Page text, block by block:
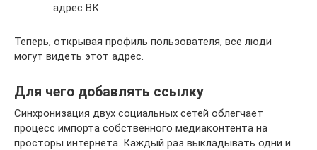
адрес ВК.
Теперь, открывая профиль пользователя, все люди
могут видеть этот адрес.
Для чего добавлять ссылку
Синхронизация двух социальных сетей облегчает
процесс импорта собственного медиаконтента на
просторы интернета. Каждый раз выкладывать одни и